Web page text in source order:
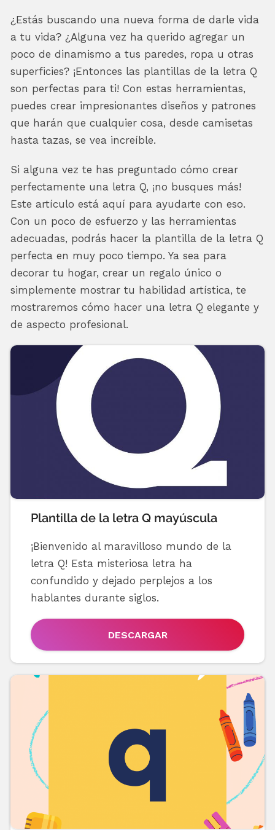
¿Estás buscando una nueva forma de darle vida
a tu vida? ¿Alguna vez ha querido agregar un
poco de dinamismo a tus paredes, ropa u otras
superficies? ¡Entonces las plantillas de la letra Q
son perfectas para ti! Con estas herramientas,
puedes crear impresionantes diseños y patrones
que harán que cualquier cosa, desde camisetas
hasta tazas, se vea increíble.
Si alguna vez te has preguntado cómo crear
perfectamente una letra Q, ¡no busques más!
Este artículo está aquí para ayudarte con eso.
Con un poco de esfuerzo y las herramientas
adecuadas, podrás hacer la plantilla de la letra Q
perfecta en muy poco tiempo. Ya sea para
decorar tu hogar, crear un regalo único o
simplemente mostrar tu habilidad artística, te
mostraremos cómo hacer una letra Q elegante y
de aspecto profesional.
Plantilla de la letra Q mayúscula
¡Bienvenido al maravilloso mundo de la
letra Q! Esta misteriosa letra ha
confundido y dejado perplejos a los
hablantes durante siglos.
DESCARGAR